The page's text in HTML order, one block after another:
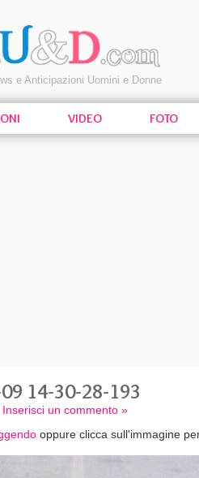
e Anticipazioni Uomini e Donne
VIDEO FOTO
14-30-28-193
Inserisci un commento »
oppure clicca sull'immagine